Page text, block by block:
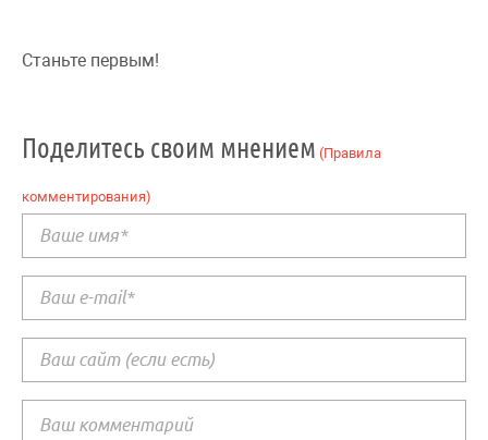
Станьте первым!
Поделитесь своим мнением (Правила
комментирования)